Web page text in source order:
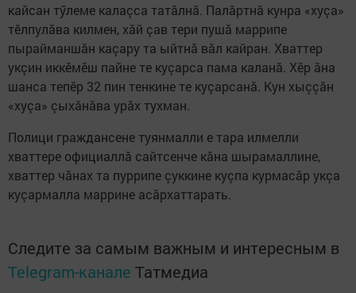
кайсан тӳлеме калаçса татăлнă. Палăртнă кунра «хуçа»
тӗлпулăва килмен, хăй çав тери пушă маррипе
пырайманшăн каçару та ыйтнă вăл кайран. Хваттер
укçин иккӗмӗш пайне те куçарса пама каланă. Хӗр ăна
шанса тепӗр 32 пин тенкине те куçарсанă. Кун хыççăн
«хуçа» çыхăнăва урăх тухман.
Полици граждансене туянмалли е тара илмелли
хваттере официаллă сайтсенче кăна шырамаллине,
хваттер чăнах та пуррипе çуккине куçпа курмасăр укçа
куçармалла маррине асăрхаттарать.
Следите за самым важным и интересным в
Telegram-канале Татмедиа